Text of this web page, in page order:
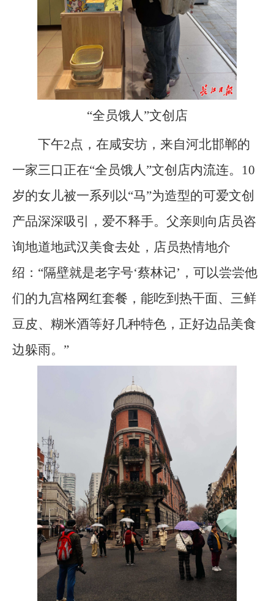
“全员饿人”文创店
下午2点，在咸安坊，来自河北邯郸的
一家三口正在“全员饿人”文创店内流连。10
岁的女儿被一系列以“马”为造型的可爱文创
产品深深吸引，爱不释手。父亲则向店员咨
询地道地武汉美食去处，店员热情地介
绍：“隔壁就是老字号‘蔡林记’，可以尝尝他
们的九宫格网红套餐，能吃到热干面、三鲜
豆皮、糊米酒等好几种特色，正好边品美食
边躲雨。”